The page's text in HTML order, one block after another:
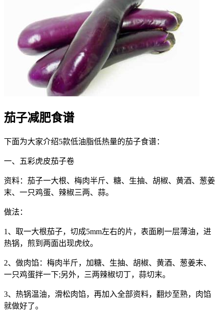
茄子减肥食谱
下面为大家介绍5款低油脂低热量的茄子食谱：
一、五彩虎皮茄子卷
资料：茄子一大根、梅肉半斤、糖、生抽、胡椒、黄酒、葱姜
末、一只鸡蛋、辣椒三两、蒜。
做法：
1、取一大根茄子，切成5mm左右的片，表面刷一层薄油，进
热锅，煎到两面出现虎纹。
2、做肉馅：梅肉半斤，加糖、生抽、胡椒、黄酒、葱姜末、
一只鸡蛋拌一下;另外，三两辣椒切丁，蒜切末。
3、热锅温油，滑松肉馅，再加入全部资料，翻炒至熟，肉馅
就做好了。